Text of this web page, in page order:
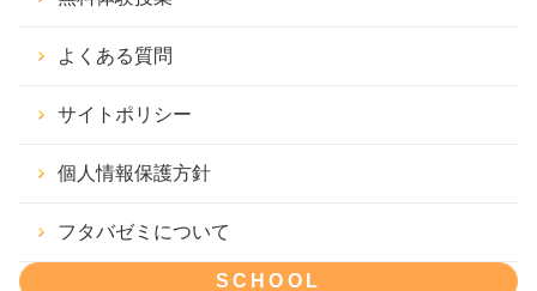
よくある質問
サイトポリシー
個人情報保護方針
フタバゼミについて
SCHOOL